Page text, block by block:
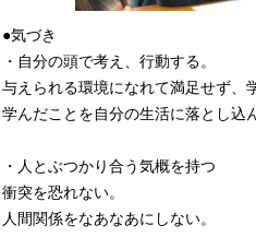
●気づき
・自分の頭で考え、行動する。
与えられる環境になれて満足せず、
学んだことを自分の生活に落とし込
・人とぶつかり合う気概を持つ
衝突を恐れない。
人間関係をなあなあにしない。